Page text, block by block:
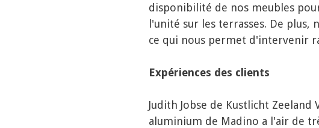
disponibilité de nos meubles
l'unité sur les terrasses. De plus,
ce qui nous permet d'intervenir
Expériences des clients
Judith Jobse de Kustlicht
aluminium de Madino a l'air de